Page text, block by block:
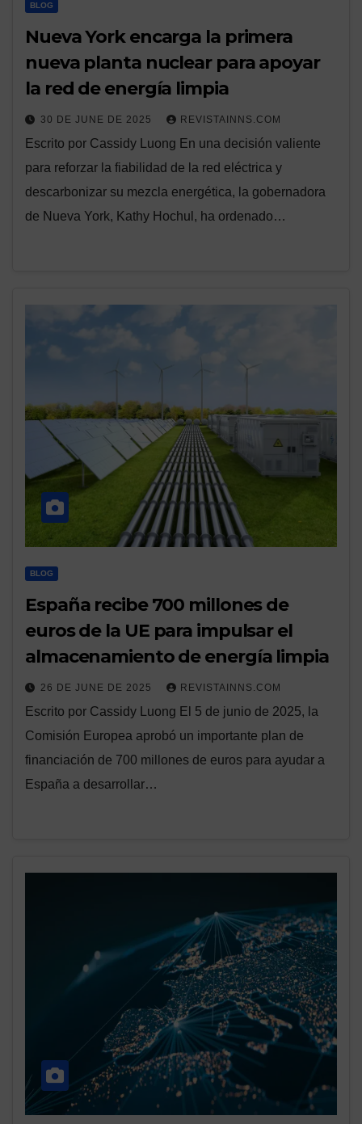
BLOG
Nueva York encarga la primera
nueva planta nuclear para apoyar
la red de energía limpia
30 DE JUNE DE 2025 REVISTAINNS.COM
Escrito por Cassidy Luong En una decisión valiente
para reforzar la fiabilidad de la red eléctrica y
descarbonizar su mezcla energética, la gobernadora
de Nueva York, Kathy Hochul, ha ordenado…
BLOG
España recibe 700 millones de
euros de la UE para impulsar el
almacenamiento de energía limpia
26 DE JUNE DE 2025 REVISTAINNS.COM
Escrito por Cassidy Luong El 5 de junio de 2025, la
Comisión Europea aprobó un importante plan de
financiación de 700 millones de euros para ayudar a
España a desarrollar…